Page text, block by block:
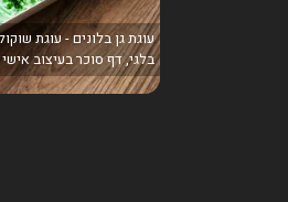
עוגת גן בלונים - עוגת
בלגי, דף סוכר בעיצוב